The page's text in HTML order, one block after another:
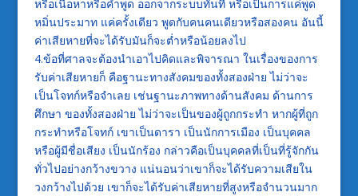
หรือเนื้อหาหรือคำพูด ออกจากระบบทันที หรือเป็นการแค่พูด
หมิ่นประมาท แค่ครั้งเดียว พูดกับคนคนเดียวหรือสองคน อันนี้
ค่าเสียหายที่จะได้รับมันก็จะต่ำหรือน้อยลงไป
4.ข้อที่ศาลจะต้องนำเอาไปคิดและพิจารณา ในเรื่องของการ
รับค่าเสียหายก็ คือฐานะทางสังคมของทั้งสองฝ่าย ไม่ว่าจะ
เป็นโจทก์หรือจำเลย เช่นฐานะภาพทางด้านสังคม ด้านการ
ศึกษา ของทั้งสองฝ่าย ไม่ว่าจะเป็นของผู้ถูกกระทำ หากผู้ที่ถูก
กระทำหรือโจทก์ เขาเป็นดารา เป็นนักการเมือง เป็นบุคคล
หรือผู้มีชื่อเสียง เป็นนักร้อง กล่าวคือเป็นบุคคลที่เป็นที่รู้จักกัน
ทั่วไปอย่างกว้างขวาง แน่นอนว่าเขาก็จะได้รับความเสียใน
วงกว้างไปด้วย เขาก็จะได้รับค่าเสียหายที่สูงหรือจำนวนมาก